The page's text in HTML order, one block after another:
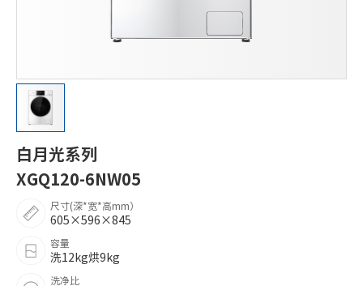
白月光系列
XGQ120-6NW05
尺寸(深*宽*高mm）
605×596×845
容量
洗12kg烘9kg
洗净比